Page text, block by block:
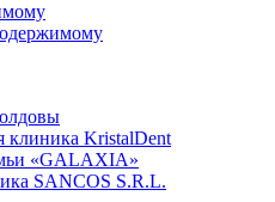
клиника KristalDent
«GALAXIA»
SANCOS S.R.L.